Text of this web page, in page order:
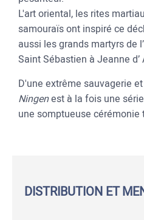
L'art oriental, les rites
samouraïs ont inspiré ce
aussi les grands martyrs de
Saint Sébastien à Jeanne d’
D'une extrême sauvagerie
Ningenest à la fois une
une somptueuse cérémonie
DISTRIBUTION ET